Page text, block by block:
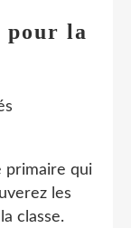
pour la
primaire qui
les
classe.